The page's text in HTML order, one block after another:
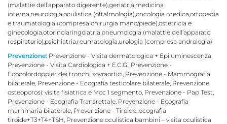
(malattie dell’apparato digerente),geriatria,medicina
interna,neurologia,oculistica (oftalmologia),oncologia medica,ortopedia
e traumatologia (compresa chirurgia mano/piede),ostetricia e
ginecologia,otorinolaringoiatria,pneumologia (malattie dell’apparato
respiratorio),psichiatria,reumatologia,urologia (compresa andrologia)
Prevenzione: Prevenzione - Visita dermatologica + Epilumi­nescenza,
Prevenzione - Visita Cardiologica + E.C.G., Prevenzione -
Ecocolordoppler dei tronchi sovraortici, Prevenzione - Mammografia
bilaterale, Prevenzione - Ecografia testicolare bilaterale, Prevenzione
osteoporosi: visita fisiatrica e Moc 1 segmento, Prevenzione - Pap Test,
Prevenzione - Ecografia Transrettale, Prevenzione - Ecografia
mammaria bilaterale, Prevenzione - Tiroide: ecografia
tiroide+T3+T4+TSH, Prevenzione oculistica bambini – visita oculistica